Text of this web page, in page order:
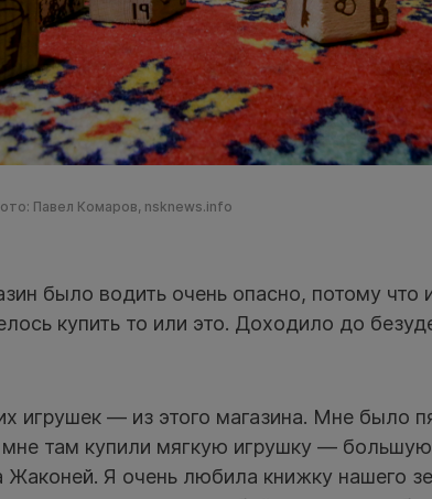
Павел Комаров, nsknews.info
было водить очень опасно, потому
купить то или это. Доходило до
игрушек — из этого магазина. Мне было
там купили мягкую игрушку —
Жаконей. Я очень любила книжку нашего